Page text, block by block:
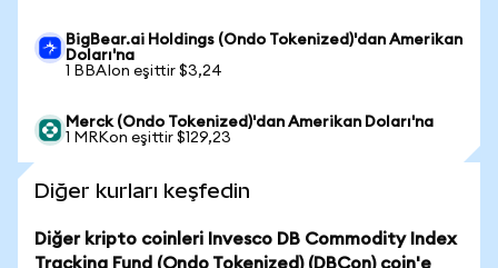
BigBear.ai Holdings (Ondo Tokenized)'dan Amerikan
Doları'na
1 BBAIon eşittir $3,24
Merck (Ondo Tokenized)'dan Amerikan Doları'na
1 MRKon eşittir $129,23
Diğer kurları keşfedin
Diğer kripto coinleri Invesco DB Commodity Index
Tracking Fund (Ondo Tokenized) (DBCon) coin'e